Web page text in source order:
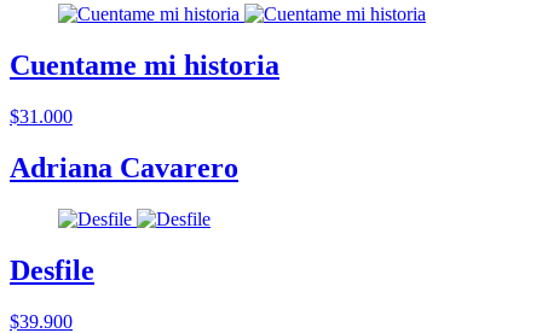
Cuentame mi historia
$31.000
Adriana Cavarero
Desfile
$39.900